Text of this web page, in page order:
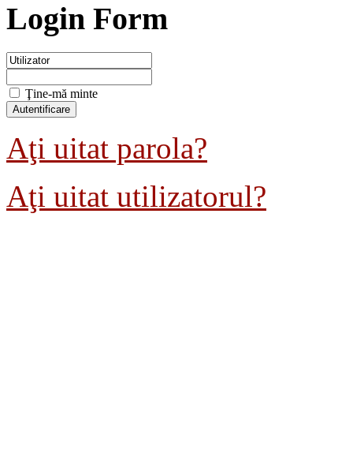
Login Form
Ţine-mă minte
Aţi uitat parola?
Aţi uitat utilizatorul?